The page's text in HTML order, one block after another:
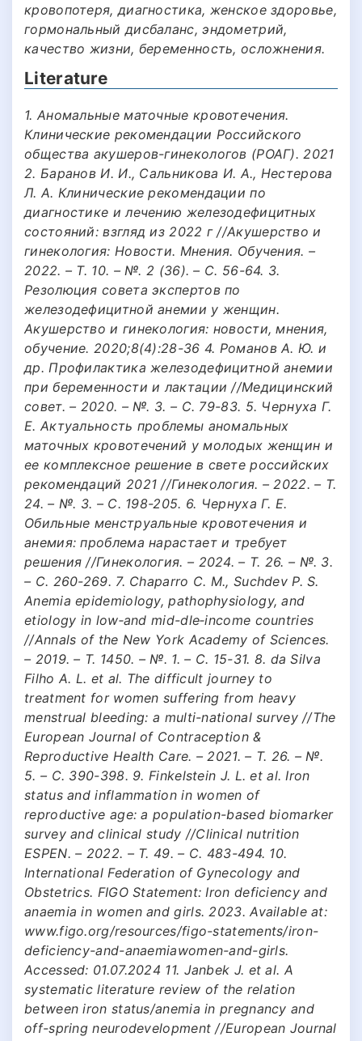
кровопотеря, диагностика, женское здоровье,
гормональный дисбаланс, эндометрий,
качество жизни, беременность, осложнения.
Literature
1. Аномальные маточные кровотечения.
Клинические рекомендации Российского
общества акушеров-гинекологов (РОАГ). 2021
2. Баранов И. И., Сальникова И. А., Нестерова
Л. А. Клинические рекомендации по
диагностике и лечению железодефицитных
состояний: взгляд из 2022 г //Акушерство и
гинекология: Новости. Мнения. Обучения. –
2022. – Т. 10. – №. 2 (36). – С. 56-64. 3.
Резолюция совета экспертов по
железодефицитной анемии у женщин.
Акушерство и гинекология: новости, мнения,
обучение. 2020;8(4):28-36 4. Романов А. Ю. и
др. Профилактика железодефицитной анемии
при беременности и лактации //Медицинский
совет. – 2020. – №. 3. – С. 79-83. 5. Чернуха Г.
Е. Актуальность проблемы аномальных
маточных кровотечений у молодых женщин и
ее комплексное решение в свете российских
рекомендаций 2021 //Гинекология. – 2022. – Т.
24. – №. 3. – С. 198-205. 6. Чернуха Г. Е.
Обильные менструальные кровотечения и
анемия: проблема нарастает и требует
решения //Гинекология. – 2024. – Т. 26. – №. 3.
– С. 260-269. 7. Chaparro C. M., Suchdev P. S.
Anemia epidemiology, pathophysiology, and
etiology in low‐and mid-dle‐income countries
//Annals of the New York Academy of Sciences.
– 2019. – Т. 1450. – №. 1. – С. 15-31. 8. da Silva
Filho A. L. et al. The difficult journey to
treatment for women suffering from heavy
menstrual bleeding: a multi-national survey //The
European Journal of Contraception &
Reproductive Health Care. – 2021. – Т. 26. – №.
5. – С. 390-398. 9. Finkelstein J. L. et al. Iron
status and inflammation in women of
reproductive age: a population-based biomarker
survey and clinical study //Clinical nutrition
ESPEN. – 2022. – Т. 49. – С. 483-494. 10.
International Federation of Gynecology and
Obstetrics. FIGO Statement: Iron deficiency and
anaemia in women and girls. 2023. Available at:
www.figo.org/resources/figo-statements/iron-
deficiency-and-anaemiawomen-and-girls.
Accessed: 01.07.2024 11. Janbek J. et al. A
systematic literature review of the relation
between iron status/anemia in pregnancy and
off-spring neurodevelopment //European Journal